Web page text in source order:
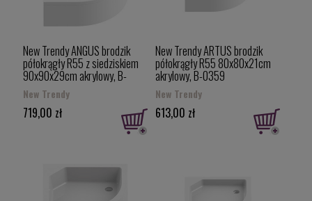
New Trendy ANGUS brodzik
półokrągły R55 z siedziskiem
90x90x29cm akrylowy, B-
0362
New Trendy
719,00 zł
New Trendy ARTUS brodzik
półokrągły R55 80x80x21cm
akrylowy, B-0359
New Trendy
613,00 zł